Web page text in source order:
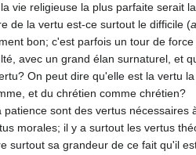
vie religieuse la plus parfaite serait
de la vertu est-ce surtout le difficile (
bon; c'est par­fois un tour de
avec un grand élan surnaturel, et
On peut dire qu'elle est la vertu
et du chrétien comme chrétien?
sont des vertus
morales; il y a surtout les vertus
surtout sa grandeur de ce fait qu'il